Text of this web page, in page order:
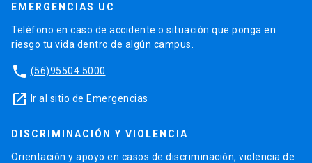
EMERGENCIAS UC
Teléfono en caso de accidente o situación que ponga en
riesgo tu vida dentro de algún campus.
phone (56)95504 5000
launch Ir al sitio de Emergencias
DISCRIMINACIÓN Y VIOLENCIA
Orientación y apoyo en casos de discriminación, violencia de